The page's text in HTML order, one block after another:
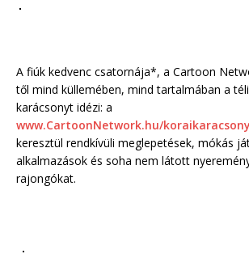
A fiúk kedvenc csatornája*, a Cartoon
től mind küllemében, mind tartalmában a
karácsonyt idézi: a
www.CartoonNetwork.hu/koraikaracsony
keresztül rendkívüli meglepetések, mókás
alkalmazások és soha nem látott
rajongókat.